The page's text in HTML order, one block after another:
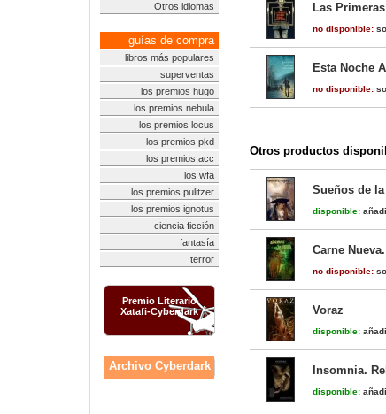
Otros idiomas
guías de compra
libros más populares
superventas
los premios hugo
los premios nebula
los premios locus
los premios pkd
los premios acc
los wfa
los premios pulitzer
los premios ignotus
ciencia ficción
fantasía
terror
Premio Literario
Xatafi-Cyberdark
Archivo Cyberdark
Las
no disponible:
Esta Noche
no disponible:
Otros productos
Sueños de
disponible:
Carne
no disponible:
Voraz
disponible:
Insomnia.
disponible: